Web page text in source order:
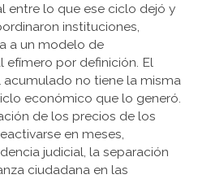
entre lo que ese ciclo dejó y
instituciones,
a un modelo de
por definición. El
no tiene la misma
económico que lo generó.
de los precios de los
en meses,
judicial, la separación
ciudadana en las